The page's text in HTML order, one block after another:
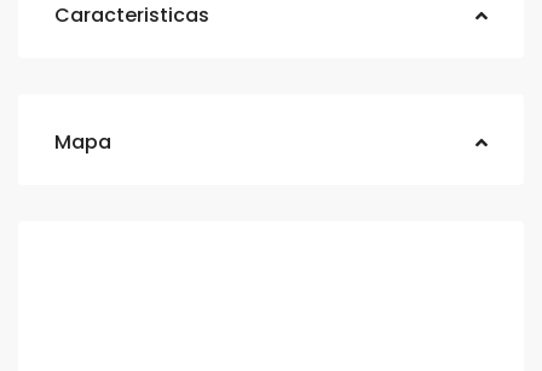
Caracteristicas
Mapa